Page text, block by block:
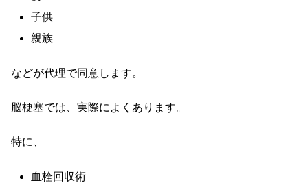
子供
親族
などが代理で同意します。
脳梗塞では、実際によくあります。
特に、
血栓回収術